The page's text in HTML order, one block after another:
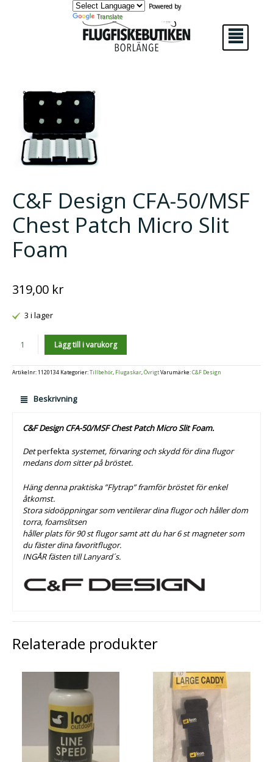
Powered by
Translate
²
C&F Design CFA-50/MSF
Chest Patch Micro Slit
Foam
319,00 kr
3 i lager
Antal Lägg till i varukorg
Artikelnr:1120134 Kategorier:Tillbehör, Flugaskar,ÖvrigtVarumärke:C&F Design
Beskrivning
C&F Design CFA-50/MSF Chest Patch Micro Slit Foam.
Detperfekta systemet, förvaring och skydd för dina flugor
medans dom sitter på bröstet.
Häng denna praktiska ”Flytrap” framför bröstet för enkel
åtkomst.
Stora sidoöppningar som ventilerar dina flugor och håller dom
torra, foamslitsen
håller plats för 90 st flugor samt att du har 6 st magneter som
du fäster dina favoritflugor.
INGÅR fästen till Lanyard´s.
Relaterade produkter